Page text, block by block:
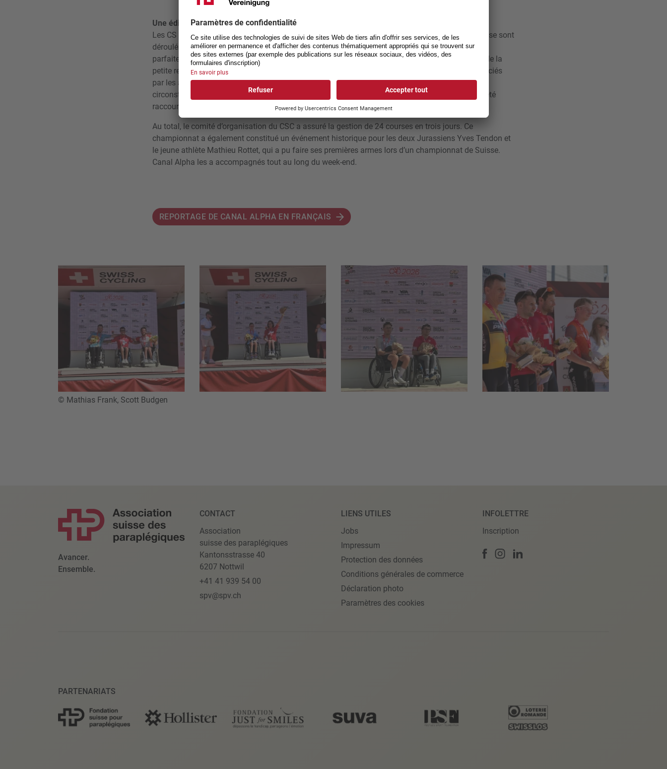
Une édition réussie dans le Jura
Les CS de handbike ont été intégrés aux championnats de Suisse de cyclisme sur route (CSC) et se sont
déroulés dans le cadre du centenaire du Vélo-Club Courtételle. Les épreuves de handbike ont
parfaitement trouvé leur place au sein de cette rencontre sportive des amoureux et amoureuses de la
petite reine. Les horaires de départ matinaux du samedi et du dimanche ont également été appréciés
par les athlètes, qui ont ainsi pu bénéficier des meilleures conditions possibles compte tenu des
circonstances. En raison des températures record, la course sur route des catégories H1 et H2 a été
raccourcie.
Au total, le comité d’organisation du CSC a assuré la gestion de 24 courses en trois jours. Ce
championnat a également constitué un événement historique pour les deux Jurassiens Yves Tendon et
le jeune athlète Mathieu Rottet, qui a pu faire ses premières armes lors d’un championnat de Suisse.
Canal Alpha les a accompagnés tout au long du week-end.
REPORTAGE DE CANAL ALPHA EN FRANÇAIS
© Mathias Frank, Scott Budgen
Avancer.
Ensemble.
CONTACT
Association
suisse des paraplégiques
Kantonsstrasse 40
6207 Nottwil
+41 41 939 54 00
spv@spv.ch
LIENS UTILES
Jobs
Impressum
Protection des données
Conditions générales de commerce
Déclaration photo
Paramètres des cookies
INFOLETTRE
Inscription
PARTENARIATS